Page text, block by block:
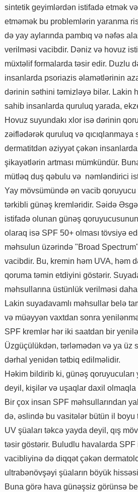
sintetik geyimlərdən istifadə etmək
etməmək bu problemlərin yaranma
də yay aylarında pambıq və nəfəs
verilməsi vacibdir. Dəniz və hovuz
müxtəlif formalarda təsir edir. Duzlu
insanlarda psoriazis əlamətlərinin
dərinin səthini təmizləyə bilər. Lakin
sahib insanlarda quruluq yarada,
Hovuz suyundakı xlor isə dərinin
zəiflədərək quruluq və qıcıqlanmaya
dermatitdən əziyyət çəkən
şikayətlərin artması mümkündür.
mütləq duş qəbulu və nəmləndirici
Yay mövsümündə ən vacib
tərkibli günəş kremləridir. Səidə
istifadə olunan günəş
olaraq isə SPF 50+ olması tövsiyə
məhsulun üzərində "Broad
vacibdir. Bu, kremin həm UVA, həm
qoruma təmin etdiyini göstərir.
məhsullarına üstünlük verilməsi
Lakin suyadavamlı məhsullar belə
və müəyyən vaxtdan sonra
SPF kremlər hər iki saatdan bir
Üzgüçülükdən, tərləmədən və ya üz
dərhal yenidən tətbiq edilməlidir.
Həkim bildirib ki, günəş qoruyucuları
deyil, kişilər və uşaqlar daxil olmaqla
Bir çox insan SPF məhsullarından
də, əslində bu vasitələr bütün il
UV şüaları təkcə yayda deyil, qış
təsir göstərir. Buludlu havalarda SPF
vacibliyinə də diqqət çəkən
ultrabənövşəyi şüaların böyük
Buna görə hava günəşsiz görünsə